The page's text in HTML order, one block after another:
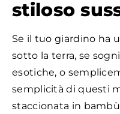
stiloso
Se il tuo giardino ha
sotto la terra, se
esotiche, o
semplicità di questi
staccionata in